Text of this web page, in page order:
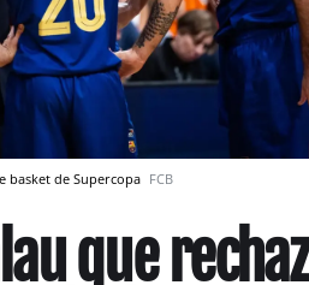
basket de Supercopa FCB
que